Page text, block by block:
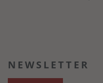
NEWSLETTER